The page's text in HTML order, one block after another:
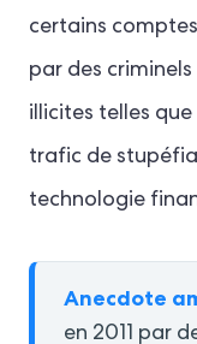
certains
par des
illicites telles
trafic de
technologie
Anecdote
en 2011 par